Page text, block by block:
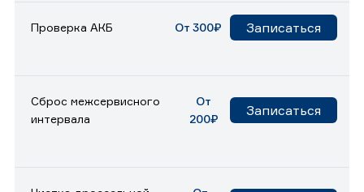
Проверка АКБ От 300₽ Записаться
Сброс межсервисного
интервала
От
200₽
Записаться